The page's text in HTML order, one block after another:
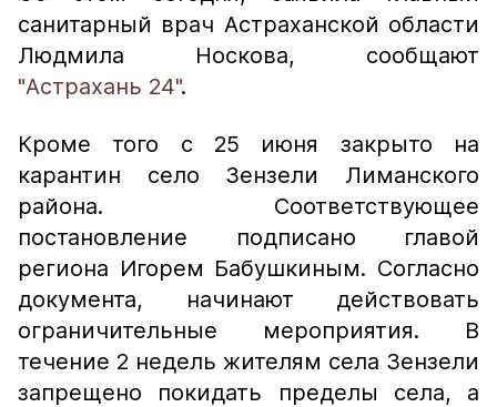
санитарный врач Астраханской области
Людмила Носкова, сообщают
"Астрахань 24".
Кроме того с 25 июня закрыто на
карантин село Зензели Лиманского
района. Соответствующее
постановление подписано главой
региона Игорем Бабушкиным. Согласно
документа, начинают действовать
ограничительные мероприятия. В
течение 2 недель жителям села Зензели
запрещено покидать пределы села, а